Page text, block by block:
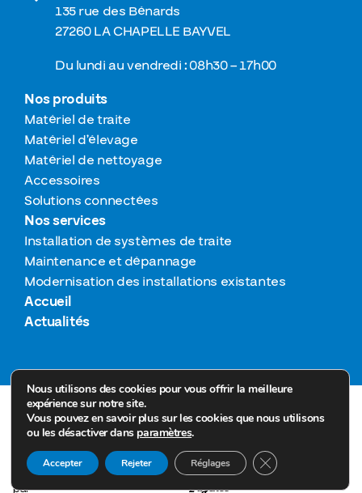
Nos produits
Matériel de traite
Matériel d’élevage
Matériel de nettoyage
Accessoires
Solutions connectées
Nos services
Installation de systèmes de traite
Maintenance et dépannage
Modernisation des installations existantes
Accueil
Actualités
135 rue des Bénards
27260 LA CHAPELLE BAYVEL
Du lundi au vendredi : 08h30 – 17h00
© 2026 Tous droits réservés Technitraite froid
Mentions légales
Sitemap
Site réalisé
par
Nous utilisons des cookies pour vous offrir la meilleure
expérience sur notre site.
Vous pouvez en savoir plus sur les cookies que nous utilisons
ou les désactiver dans paramètres.
Accepter Rejeter Réglages Fermer la bannière